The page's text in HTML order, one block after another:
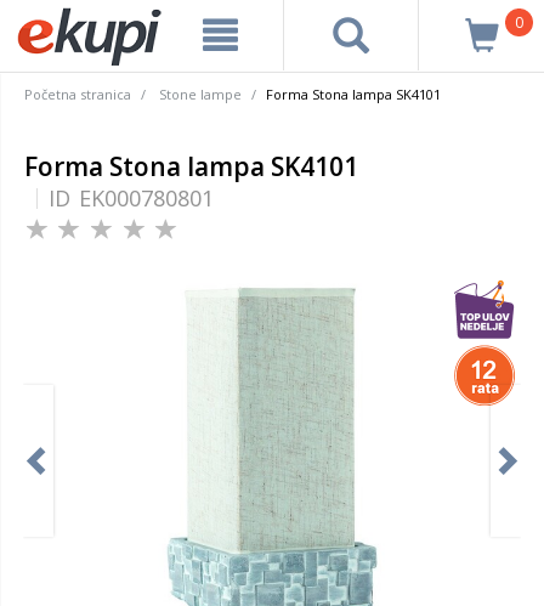
0
Početna stranica Stone lampe Forma Stona lampa SK4101
Forma Stona lampa SK4101
ID EK000780801